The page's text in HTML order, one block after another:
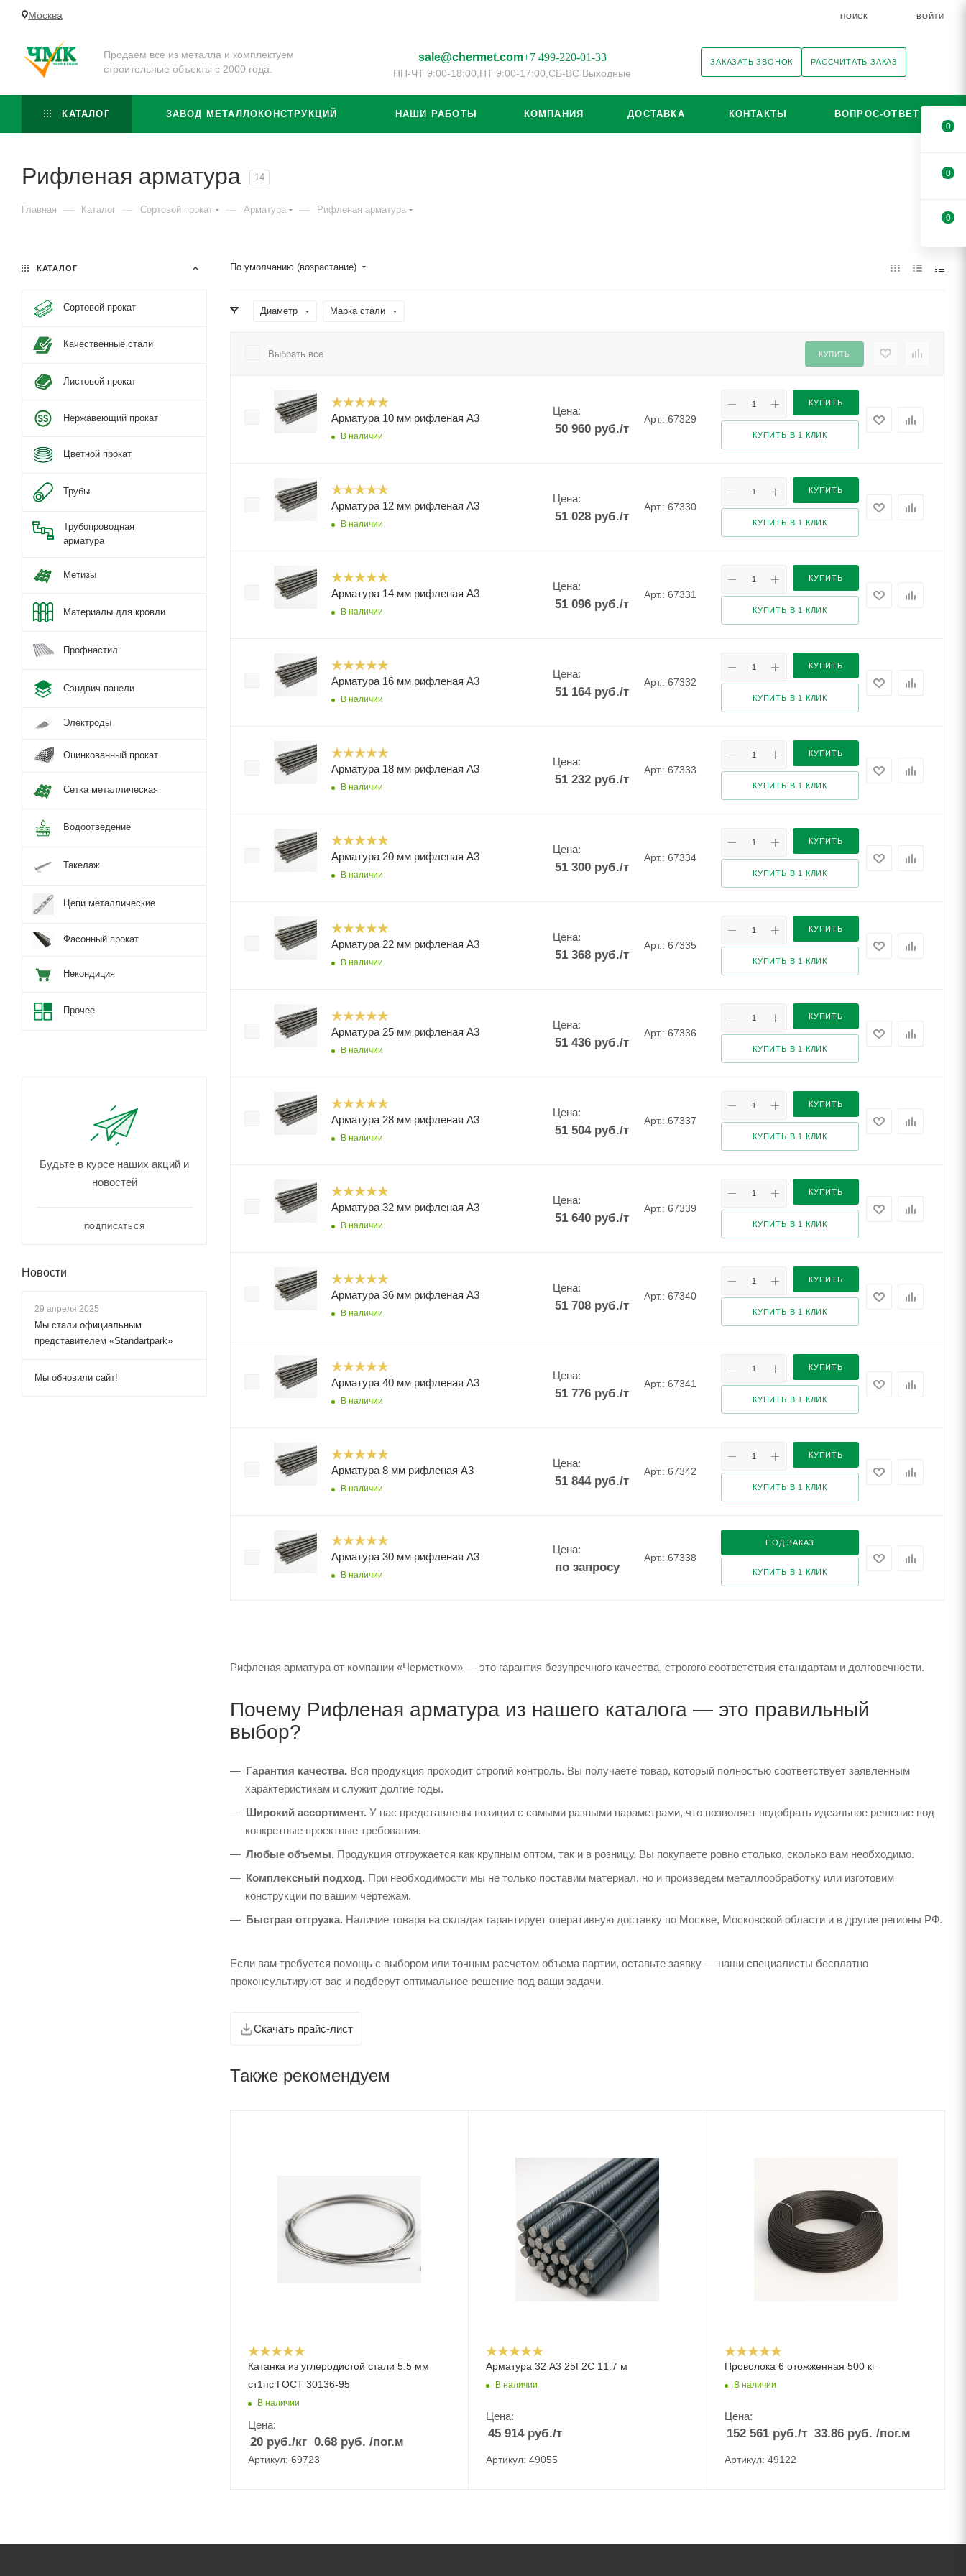
Москва ПОИСК ВОЙТИ
Продаем все из металла и комплектуем
строительные объекты с 2000 года.
sale@chermet.com+7 499-220-01-33
ПН-ЧТ 9:00-18:00, ПТ 9:00-17:00, СБ-ВС Выходные
ЗАКАЗАТЬ ЗВОНОК РАССЧИТАТЬ ЗАКАЗ
КАТАЛОГ ЗАВОД МЕТАЛЛОКОНСТРУКЦИЙ НАШИ РАБОТЫ КОМПАНИЯ ДОСТАВКА КОНТАКТЫ ВОПРОС-ОТВЕТ
Рифленая арматура 14
Главная — Каталог — Сортовой прокат — Арматура — Рифленая арматура
По умолчанию (возрастание)
Диаметр Марка стали
Выбрать все КУПИТЬ
Арматура 10 мм рифленая А3
В наличии
Цена:
50 960руб./т
Арт.: 67329
КУПИТЬ
КУПИТЬ В 1 КЛИК
Арматура 12 мм рифленая А3
В наличии
Цена:
51 028руб./т
Арт.: 67330
КУПИТЬ
КУПИТЬ В 1 КЛИК
Арматура 14 мм рифленая А3
В наличии
Цена:
51 096руб./т
Арт.: 67331
КУПИТЬ
КУПИТЬ В 1 КЛИК
Арматура 16 мм рифленая А3
В наличии
Цена:
51 164руб./т
Арт.: 67332
КУПИТЬ
КУПИТЬ В 1 КЛИК
Арматура 18 мм рифленая А3
В наличии
Цена:
51 232руб./т
Арт.: 67333
КУПИТЬ
КУПИТЬ В 1 КЛИК
Арматура 20 мм рифленая А3
В наличии
Цена:
51 300руб./т
Арт.: 67334
КУПИТЬ
КУПИТЬ В 1 КЛИК
Арматура 22 мм рифленая А3
В наличии
Цена:
51 368руб./т
Арт.: 67335
КУПИТЬ
КУПИТЬ В 1 КЛИК
Арматура 25 мм рифленая А3
В наличии
Цена:
51 436руб./т
Арт.: 67336
КУПИТЬ
КУПИТЬ В 1 КЛИК
Арматура 28 мм рифленая А3
В наличии
Цена:
51 504руб./т
Арт.: 67337
КУПИТЬ
КУПИТЬ В 1 КЛИК
Арматура 32 мм рифленая А3
В наличии
Цена:
51 640руб./т
Арт.: 67339
КУПИТЬ
КУПИТЬ В 1 КЛИК
Арматура 36 мм рифленая А3
В наличии
Цена:
51 708руб./т
Арт.: 67340
КУПИТЬ
КУПИТЬ В 1 КЛИК
Арматура 40 мм рифленая А3
В наличии
Цена:
51 776руб./т
Арт.: 67341
КУПИТЬ
КУПИТЬ В 1 КЛИК
Арматура 8 мм рифленая А3
В наличии
Цена:
51 844руб./т
Арт.: 67342
КУПИТЬ
КУПИТЬ В 1 КЛИК
Арматура 30 мм рифленая А3
В наличии
Цена:
по запросу
Арт.: 67338
ПОД ЗАКАЗ
КУПИТЬ В 1 КЛИК
Рифленая арматура от компании «Черметком» — это гарантия безупречного качества, строгого соответствия стандартам и долговечности.
Почему Рифленая арматура из нашего каталога — это правильный
выбор?
Гарантия качества. Вся продукция проходит строгий контроль. Вы получаете товар, который полностью соответствует заявленным
характеристикам и служит долгие годы.
Широкий ассортимент. У нас представлены позиции с самыми разными параметрами, что позволяет подобрать идеальное решение под
конкретные проектные требования.
Любые объемы. Продукция отгружается как крупным оптом, так и в розницу. Вы покупаете ровно столько, сколько вам необходимо.
Комплексный подход. При необходимости мы не только поставим материал, но и произведем металлообработку или изготовим
конструкции по вашим чертежам.
Быстрая отгрузка. Наличие товара на складах гарантирует оперативную доставку по Москве, Московской области и в другие регионы РФ.
Если вам требуется помощь с выбором или точным расчетом объема партии, оставьте заявку — наши специалисты бесплатно
проконсультируют вас и подберут оптимальное решение под ваши задачи.
Скачать прайс-лист
Также рекомендуем
Катанка из углеродистой стали 5.5 мм
ст1пс ГОСТ 30136-95
В наличии
Цена:
20 руб./кг 0.68 руб. /пог.м
Артикул: 69723
Арматура 32 А3 25Г2С 11.7 м
В наличии
Цена:
45 914руб./т
Артикул: 49055
Проволока 6 отожженная 500 кг
В наличии
Цена:
152 561руб./т 33.86 руб. /пог.м
Артикул: 49122
КАТАЛОГ
Сортовой прокат
Качественные стали
Листовой прокат
Нержавеющий прокат
Цветной прокат
Трубы
Трубопроводная
арматура
Метизы
Материалы для кровли
Профнастил
Сэндвич панели
Электроды
Оцинкованный прокат
Сетка металлическая
Водоотведение
Такелаж
Цепи металлические
Фасонный прокат
Некондиция
Прочее
Будьте в курсе наших акций и
новостей
ПОДПИСАТЬСЯ
Новости
29 апреля 2025
Мы стали официальным
представителем «Standartpark»
Мы обновили сайт!
0
0
0